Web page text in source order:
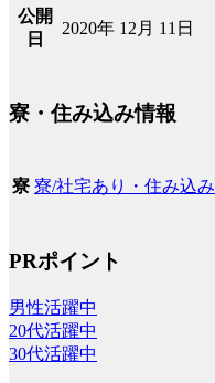
公開
日
2020年 12月 11日
寮・住み込み情報
寮 寮/社宅あり・住み込み
PRポイント
男性活躍中
20代活躍中
30代活躍中